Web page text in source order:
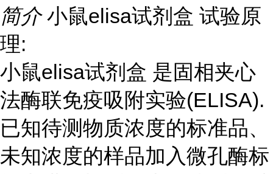
简介 小鼠elisa试剂盒 试验原
理:
小鼠elisa试剂盒 是固相夹心
法酶联免疫吸附实验(ELISA).
已知待测物质浓度的标准品、
未知浓度的样品加入微孔酶标